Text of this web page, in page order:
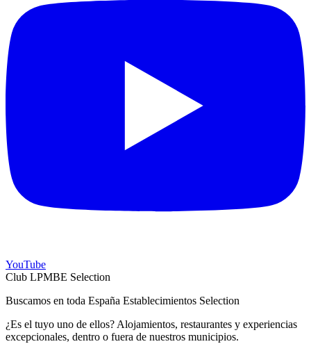
YouTube
Club LPMBE Selection
Buscamos en toda España Establecimientos Selection
¿Es el tuyo uno de ellos? Alojamientos, restaurantes y experiencias
excepcionales, dentro o fuera de nuestros municipios.